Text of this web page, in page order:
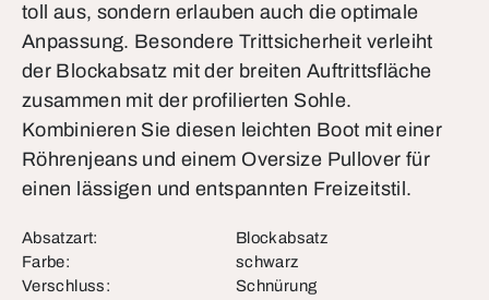
toll aus, sondern erlauben auch die optimale
Anpassung. Besondere Trittsicherheit verleiht
der Blockabsatz mit der breiten Auftrittsfläche
zusammen mit der profilierten Sohle.
Kombinieren Sie diesen leichten Boot mit einer
Röhrenjeans und einem Oversize Pullover für
einen lässigen und entspannten Freizeitstil.
Absatzart:
Blockabsatz
Farbe:
schwarz
Verschluss:
Schnürung